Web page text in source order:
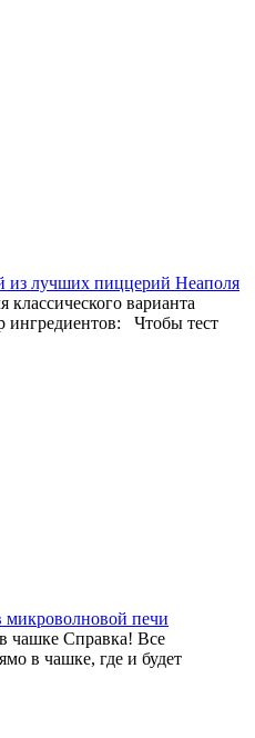
из лучших пиццерий Неаполя
варианта
ингредиентов: Чтобы тест
печи
чашке Справка! Все
в чашке, где и будет